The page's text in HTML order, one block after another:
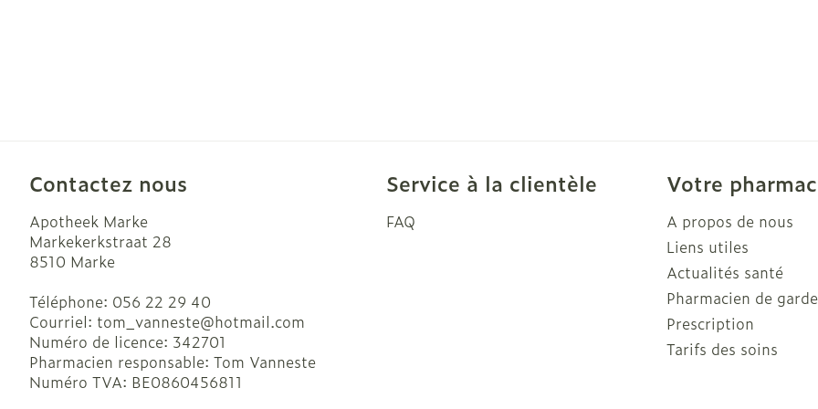
Contactez nous
Apotheek Marke
Markekerkstraat 28
8510 Marke
Téléphone: 056 22 29 40
Courriel: tom_vanneste@hotmail.com
Numéro de licence: 342701
Pharmacien responsable: Tom Vanneste
Numéro TVA: BE0860456811
Service à la clientèle
FAQ
Votre
A propos de nous
Liens utiles
Actualités santé
Pharmacien de garde
Prescription
Tarifs des soins